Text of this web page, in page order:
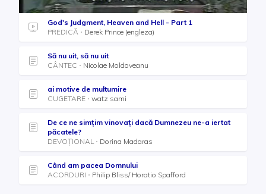
God's Judgment, Heaven and Hell - Part 1
PREDICĂ
Derek Prince (engleza)
Să nu uit, să nu uit
CÂNTEC
Nicolae Moldoveanu
ai motive de multumire
CUGETARE
watz sami
De ce ne simțim vinovați dacă Dumnezeu ne-a iertat
păcatele?
DEVOȚIONAL
Dorina Madaras
Când am pacea Domnului
ACORDURI
Philip Bliss/ Horatio Spafford